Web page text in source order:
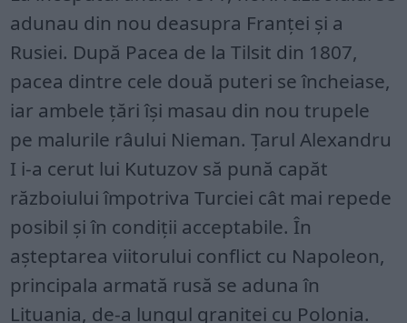
adunau din nou deasupra Franței și a
Rusiei. După Pacea de la Tilsit din 1807,
pacea dintre cele două puteri se încheiase,
iar ambele țări își masau din nou trupele
pe malurile râului Nieman. Țarul Alexandru
I i-a cerut lui Kutuzov să pună capăt
războiului împotriva Turciei cât mai repede
posibil și în condiții acceptabile. În
așteptarea viitorului conflict cu Napoleon,
principala armată rusă se aduna în
Lituania, de-a lungul graniței cu Polonia.